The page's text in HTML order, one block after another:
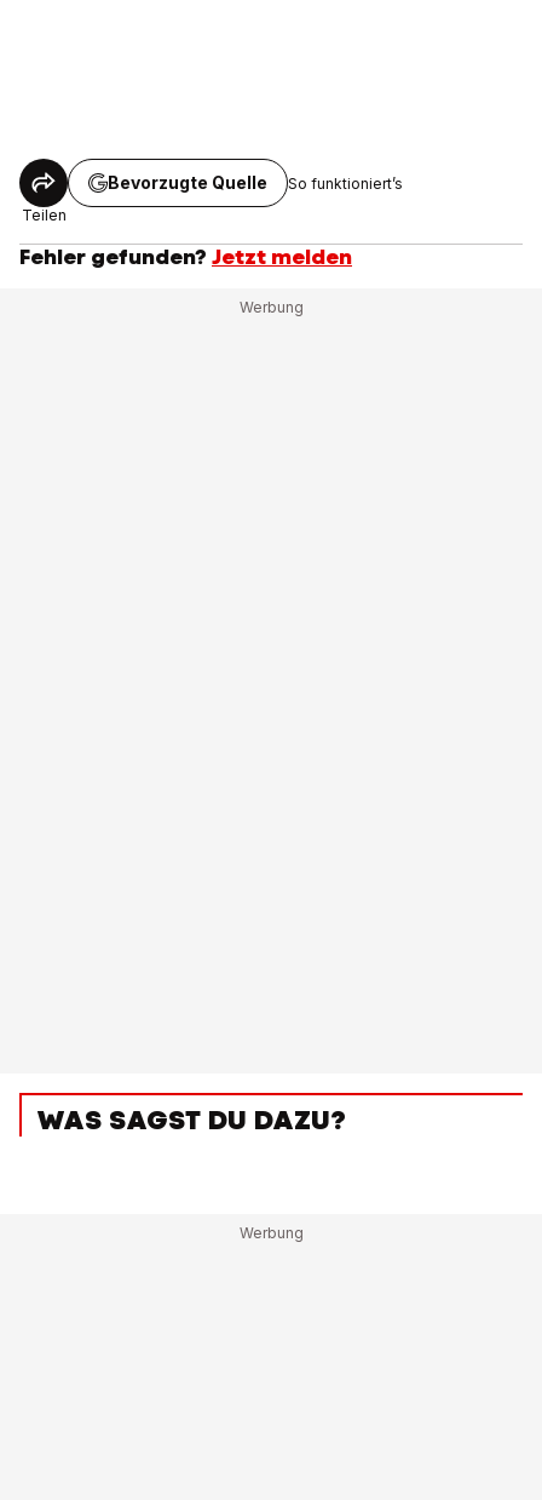
Teilen
Bevorzugte Quelle So funktioniert’s
Fehler gefunden? Jetzt melden
WAS SAGST DU DAZU?